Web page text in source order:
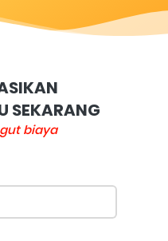
SEKARANG
biaya